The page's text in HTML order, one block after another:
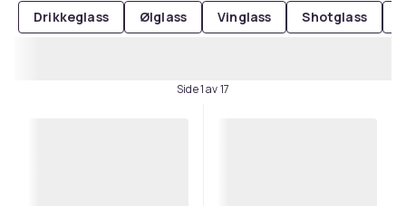
Drikkeglass Ølglass Vinglass Shotglass
Side 1 av 17